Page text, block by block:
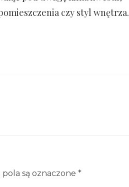
czy styl wnętrza.
są oznaczone *